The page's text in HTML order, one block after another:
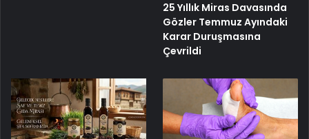
25 Yıllık Miras Davasında
Gözler Temmuz Ayındaki
Karar Duruşmasına
Çevrildi